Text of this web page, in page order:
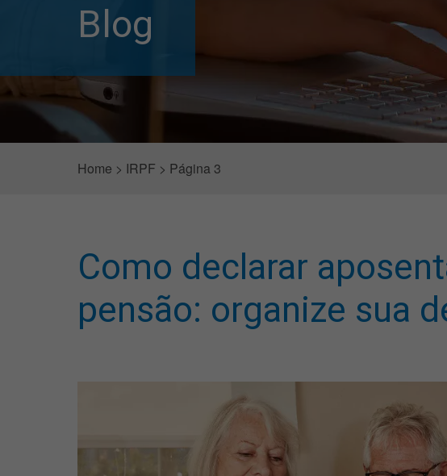
Blog
Home > IRPF > Página 3
Como declarar
pensão: organize sua